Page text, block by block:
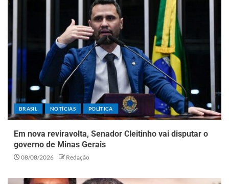
BRASIL NOTÍCIAS POLÍTICA
Em nova reviravolta, Senador Cleitinho vai disputar o
governo de Minas Gerais
08/08/2026 Redação